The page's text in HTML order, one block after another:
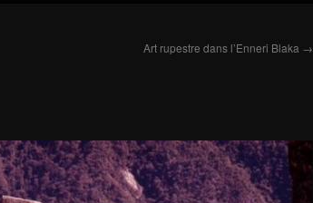
Art rupestre dans l’Enneri Blaka →